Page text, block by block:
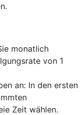
monatlich
von 1
an: In den ersten
Zeit wählen.